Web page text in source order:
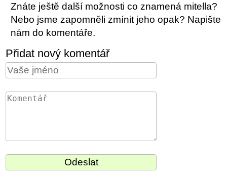
Znáte ještě další možnosti co znamená mitella?
Nebo jsme zapomněli zmínit jeho opak? Napište
nám do komentáře.
Přidat nový komentář